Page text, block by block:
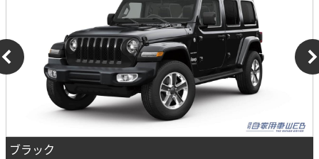
ブラック